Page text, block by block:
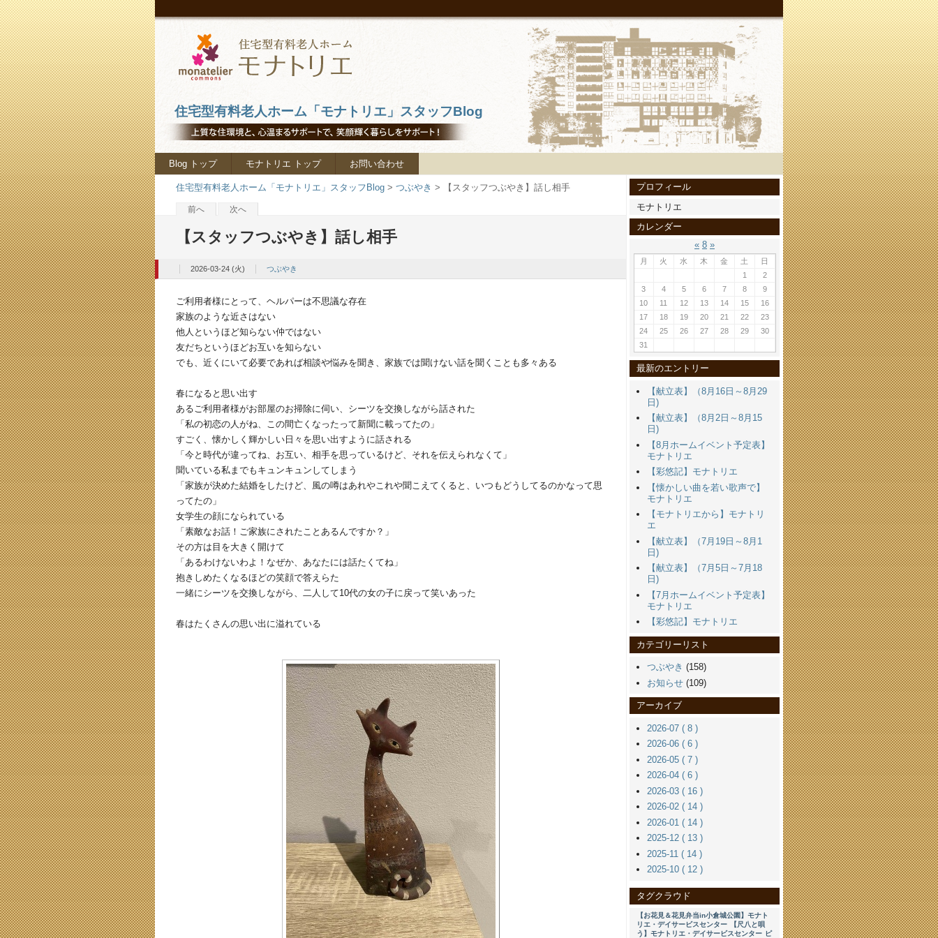
住宅型有料老人ホーム「モナトリエ」スタッフBlog
Blog トップ モナトリエ トップ お問い合わせ
住宅型有料老人ホーム「モナトリエ」スタッフBlog > つぶやき > 【スタッフつぶやき】話し相手
前へ 次へ
【スタッフつぶやき】話し相手
2026-03-24 (火) つぶやき
ご利用者様にとって、ヘルパーは不思議な存在
家族のような近さはない
他人というほど知らない仲ではない
友だちというほどお互いを知らない
でも、近くにいて必要であれば相談や悩みを聞き、家族では聞けない話を聞くことも多々ある
春になると思い出す
あるご利用者様がお部屋のお掃除に伺い、シーツを交換しながら話された
「私の初恋の人がね、この間亡くなったって新聞に載ってたの」
すごく、懐かしく輝かしい日々を思い出すように話される
「今と時代が違ってね、お互い、相手を思っているけど、それを伝えられなくて」
聞いている私までもキュンキュンしてしまう
「家族が決めた結婚をしたけど、風の噂はあれやこれや聞こえてくると、いつもどうしてるのかなって思
ってたの」
女学生の顔になられている
「素敵なお話！ご家族にされたことあるんですか？」
その方は目を大きく開けて
「あるわけないわよ！なぜか、あなたには話たくてね」
抱きしめたくなるほどの笑顔で答えらた
一緒にシーツを交換しながら、二人して10代の女の子に戻って笑いあった
春はたくさんの思い出に溢れている
プロフィール
モナトリエ
カレンダー
« 8 »
月 火 水 木 金 土
日
1
2
3
4 5 6 7 8
9
10
11 12 13 14 15
16
17
18 19 20 21 22
23
24
25 26 27 28 29
30
31
最新のエントリー
【献立表】（8月16日～8月29
日)
【献立表】（8月2日～8月15
日)
【8月ホームイベント予定表】
モナトリエ
【彩悠記】モナトリエ
【懐かしい曲を若い歌声で】
モナトリエ
【モナトリエから】モナトリ
エ
【献立表】（7月19日～8月1
日)
【献立表】（7月5日～7月18
日)
【7月ホームイベント予定表】
モナトリエ
【彩悠記】モナトリエ
カテゴリーリスト
つぶやき (158)
お知らせ (109)
アーカイブ
2026-07 ( 8 )
2026-06 ( 6 )
2026-05 ( 7 )
2026-04 ( 6 )
2026-03 ( 16 )
2026-02 ( 14 )
2026-01 ( 14 )
2025-12 ( 13 )
2025-11 ( 14 )
2025-10 ( 12 )
タグクラウド
【お花見＆花見弁当in小倉城公園】モナト
リエ・デイサービスセンター
【尺八と唄
う】モナトリエ・デイサービスセンター ピ